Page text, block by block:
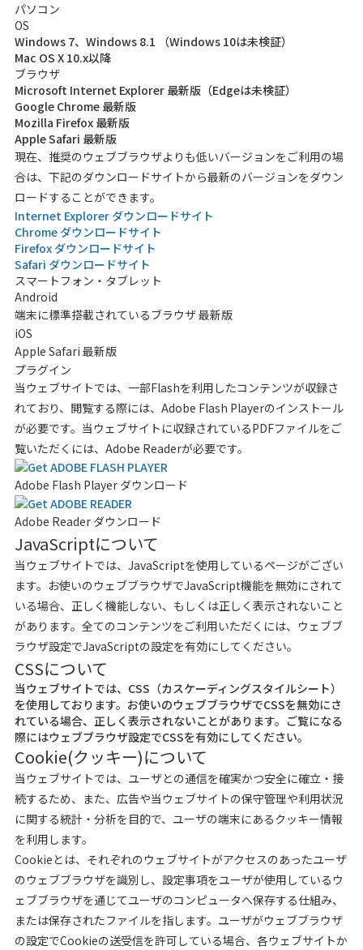
パソコン
OS
Windows 7、Windows 8.1 （Windows 10は未検証）
Mac OS X 10.x以降
ブラウザ
Microsoft Internet Explorer 最新版（Edgeは未検証）
Google Chrome 最新版
Mozilla Firefox 最新版
Apple Safari 最新版
現在、推奨のウェブブラウザよりも低いバージョンをご利用の場
合は、下記のダウンロードサイトから最新のバージョンをダウン
ロードすることができます。
Internet Explorer ダウンロードサイト
Chrome ダウンロードサイト
Firefox ダウンロードサイト
Safari ダウンロードサイト
スマートフォン・タブレット
Android
端末に標準搭載されているブラウザ 最新版
iOS
Apple Safari 最新版
プラグイン
当ウェブサイトでは、一部Flashを利用したコンテンツが収録さ
れており、閲覧する際には、Adobe Flash Playerのインストール
が必要です。当ウェブサイトに収録されているPDFファイルをご
覧いただくには、Adobe Readerが必要です。
Adobe Flash Player ダウンロード
Adobe Reader ダウンロード
JavaScriptについて
当ウェブサイトでは、JavaScriptを使用しているページがござい
ます。お使いのウェブブラウザでJavaScript機能を無効にされて
いる場合、正しく機能しない、もしくは正しく表示されないこと
があります。全てのコンテンツをご利用いただくには、ウェブブ
ラウザ設定でJavaScriptの設定を有効にしてください。
CSSについて
当ウェブサイトでは、CSS（カスケーディングスタイルシート）
を使用しております。お使いのウェブブラウザでCSSを無効にさ
れている場合、正しく表示されないことがあります。ご覧になる
際にはウェブブラウザ設定でCSSを有効にしてください。
Cookie(クッキー)について
当ウェブサイトでは、ユーザとの通信を確実かつ安全に確立・接
続するため、また、広告や当ウェブサイトの保守管理や利用状況
に関する統計・分析を目的で、ユーザの端末にあるクッキー情報
を利用します。
Cookieとは、それぞれのウェブサイトがアクセスのあったユーザ
のウェブブラウザを識別し、設定事項をユーザが使用しているウ
ェブブラウザを通じてユーザのコンピュータへ保存する仕組み、
または保存されたファイルを指します。ユーザがウェブブラウザ
の設定でCookieの送受信を許可している場合、各ウェブサイトか